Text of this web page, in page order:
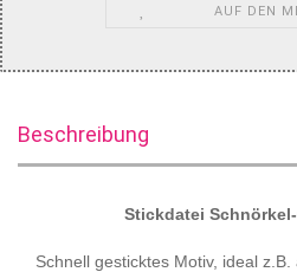
AUF DEN
Beschreibung
Stickdatei
Schnell gesticktes Motiv, ideal z.B.